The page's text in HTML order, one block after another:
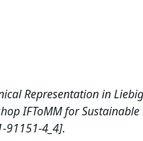
Representation in
IFToMM for Sustainable
91151-4_4].